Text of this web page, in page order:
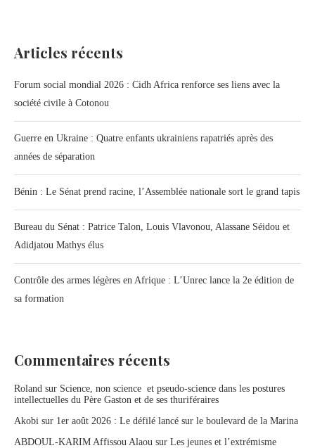
Articles récents
Forum social mondial 2026 : Cidh Africa renforce ses liens avec la
société civile à Cotonou
Guerre en Ukraine : Quatre enfants ukrainiens rapatriés après des
années de séparation
Bénin : Le Sénat prend racine, l’Assemblée nationale sort le grand tapis
Bureau du Sénat : Patrice Talon, Louis Vlavonou, Alassane Séidou et
Adidjatou Mathys élus
Contrôle des armes légères en Afrique : L’Unrec lance la 2e édition de
sa formation
Commentaires récents
Roland sur Science, non science et pseudo-science dans les postures
intellectuelles du Père Gaston et de ses thuriféraires
Akobi sur 1er août 2026 : Le défilé lancé sur le boulevard de la Marina
ABDOUL-KARIM Affissou Alaou sur Les jeunes et l’extrémisme